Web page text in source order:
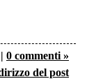
| 0 commenti »
del post